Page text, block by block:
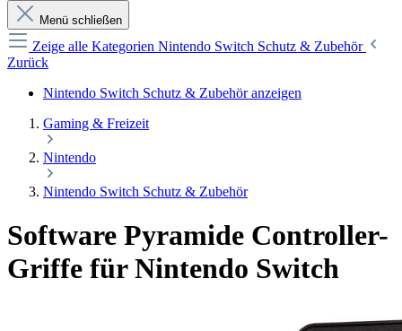
Menü schließen
Zeige alle Kategorien Nintendo Switch Schutz & Zubehör
Zurück
Nintendo Switch Schutz & Zubehör anzeigen
Gaming & Freizeit
Nintendo
Nintendo Switch Schutz & Zubehör
Software Pyramide Controller-
Griffe für Nintendo Switch